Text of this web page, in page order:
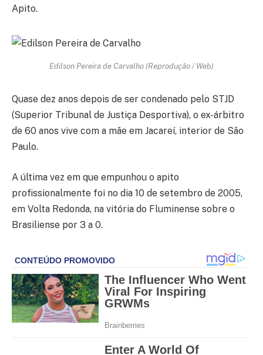
Apito.
Edilson Pereira de Carvalho (Reprodução / Web)
Quase dez anos depois de ser condenado pelo STJD
(Superior Tribunal de Justiça Desportiva), o ex-árbitro
de 60 anos vive com a mãe em Jacareí, interior de São
Paulo.
A última vez em que empunhou o apito
profissionalmente foi no dia 10 de setembro de 2005,
em Volta Redonda, na vitória do Fluminense sobre o
Brasiliense por 3 a 0.